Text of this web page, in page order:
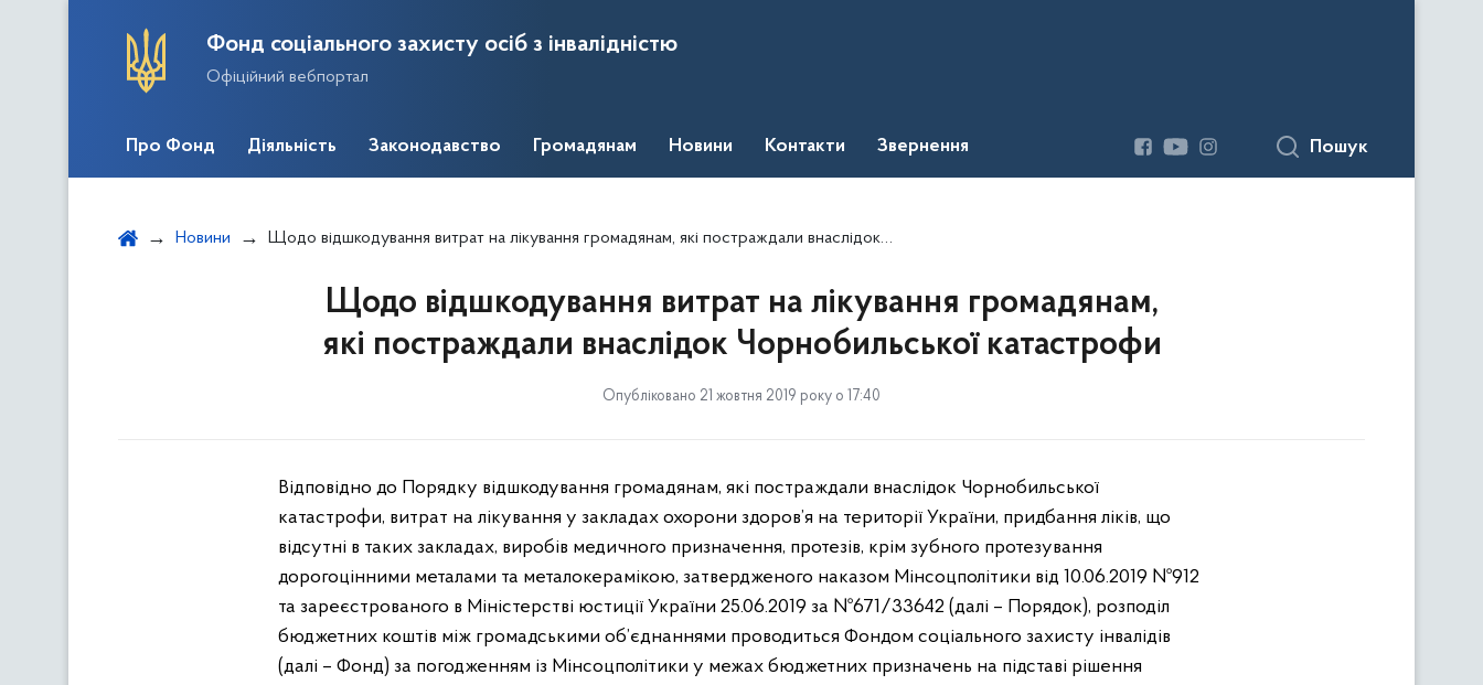
Фонд соціального захисту осіб з інвалідністю
Офіційний вебпортал
Про Фонд Діяльність Законодавство Громадянам Новини Контакти Звернення Пошук
Новини Щодо відшкодування витрат на лікування громадянам, які постраждали внаслідок Чорнобильської катастрофи
Щодо відшкодування витрат на лікування громадянам,
які постраждали внаслідок Чорнобильської катастрофи
Опубліковано 21 жовтня 2019 року о 17:40
Відповідно до Порядку відшкодування громадянам, які постраждали внаслідок Чорнобильської
катастрофи, витрат на лікування у закладах охорони здоров’я на території України, придбання ліків, що
відсутні в таких закладах, виробів медичного призначення, протезів, крім зубного протезування
дорогоцінними металами та металокерамікою, затвердженого наказом Мінсоцполітики від 10.06.2019 №912
та зареєстрованого в Міністерстві юстиції України 25.06.2019 за №671/33642 (далі – Порядок), розподіл
бюджетних коштів між громадськими об’єднаннями проводиться Фондом соціального захисту інвалідів
(далі – Фонд) за погодженням із Мінсоцполітики у межах бюджетних призначень на підставі рішення